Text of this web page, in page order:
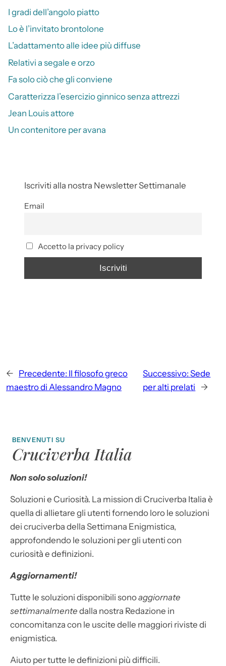
I gradi dell’angolo piatto
Lo è l’invitato brontolone
L’adattamento alle idee più diffuse
Relativi a segale e orzo
Fa solo ciò che gli conviene
Caratterizza l’esercizio ginnico senza attrezzi
Jean Louis attore
Un contenitore per avana
Iscriviti alla nostra Newsletter Settimanale
Email
Accetto la privacy policy
← Precedente: Il filosofo greco
maestro di Alessandro Magno
Successivo: Sede
per alti prelati
→
BENVENUTI SU
Cruciverba Italia
Non solo soluzioni!
Soluzioni e Curiosità. La mission di Cruciverba Italia è
quella di allietare gli utenti fornendo loro le soluzioni
dei cruciverba della Settimana Enigmistica,
approfondendo le soluzioni per gli utenti con
curiosità e definizioni.
Aggiornamenti!
Tutte le soluzioni disponibili sonoaggiornate
settimanalmente dalla nostra Redazione in
concomitanza con le uscite delle maggiori riviste di
enigmistica.
Aiuto per tutte le definizioni più difficili.